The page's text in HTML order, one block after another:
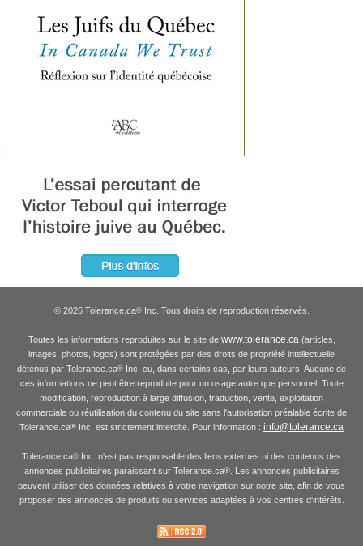
© 2026 Tolerance.ca®Inc. Tous droits de reproduction réservés.
Toutes les informations reproduites sur le site de www.tolerance.ca (articles,
images, photos, logos) sont protégées par des droits de propriété intellectuelle
détenus par Tolerance.ca® Inc. ou, dans certains cas, par leurs auteurs. Aucune de
ces informations ne peut être reproduite pour un usage autre que personnel. Toute
modification, reproduction à large diffusion, traduction, vente, exploitation
commerciale ou réutilisation du contenu du site sans l'autorisation préalable écrite de
Tolerance.ca® Inc. est strictement interdite. Pour information : info@tolerance.ca
Tolerance.ca® Inc. n'est pas responsable des liens externes ni des contenus des
annonces publicitaires paraissant sur Tolerance.ca®. Les annonces publicitaires
peuvent utiliser des données relatives à votre navigation sur notre site, afin de vous
proposer des annonces de produits ou services adaptées à vos centres d'intérêts.